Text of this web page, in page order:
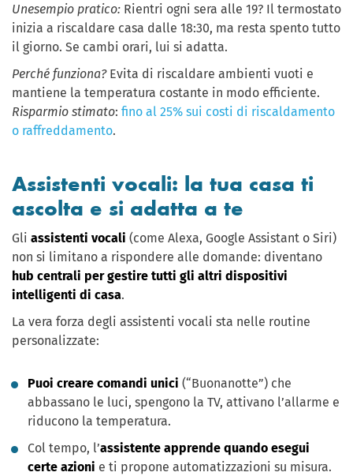
Unesempio pratico: Rientri ogni sera alle 19? Il termostato
inizia a riscaldare casa dalle 18:30, ma resta spento tutto
il giorno. Se cambi orari, lui si adatta.
Perché funziona?Evita di riscaldare ambienti vuoti e
mantiene la temperatura costante in modo efficiente.
Risparmio stimato: fino al 25% sui costi di riscaldamento
o raffreddamento.
Assistenti vocali: la tua casa ti
ascolta e si adatta a te
Gli assistenti vocali (come Alexa, Google Assistant o Siri)
non si limitano a rispondere alle domande: diventano
hub centrali per gestire tutti gli altri dispositivi
intelligenti di casa.
La vera forza degli assistenti vocali sta nelle routine
personalizzate:
Puoi creare comandi unici (“Buonanotte”) che
abbassano le luci, spengono la TV, attivano l’allarme e
riducono la temperatura.
Col tempo, l’assistente apprende quando esegui
certe azioni e ti propone automatizzazioni su misura.